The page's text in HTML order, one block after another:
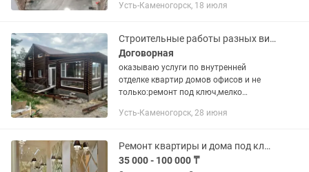
Усть-Каменогорск, 18 июля
Строительные работы разных видов по внутренней отделке квартир домов офисов
Договорная
оказываю услуги по внутренней
отделке квартир домов офисов и не
только:ремонт под ключ,мелко
сложности, ламинат,
панели,кафель,...
Усть-Каменогорск, 28 июня
Ремонт квартиры и дома под ключ
35 000 - 100 000 ₸